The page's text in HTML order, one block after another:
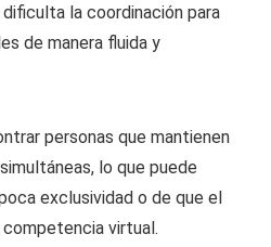
la coordinación para
de manera fluida y
personas que mantienen
lo que puede
exclusividad o de que el
virtual.